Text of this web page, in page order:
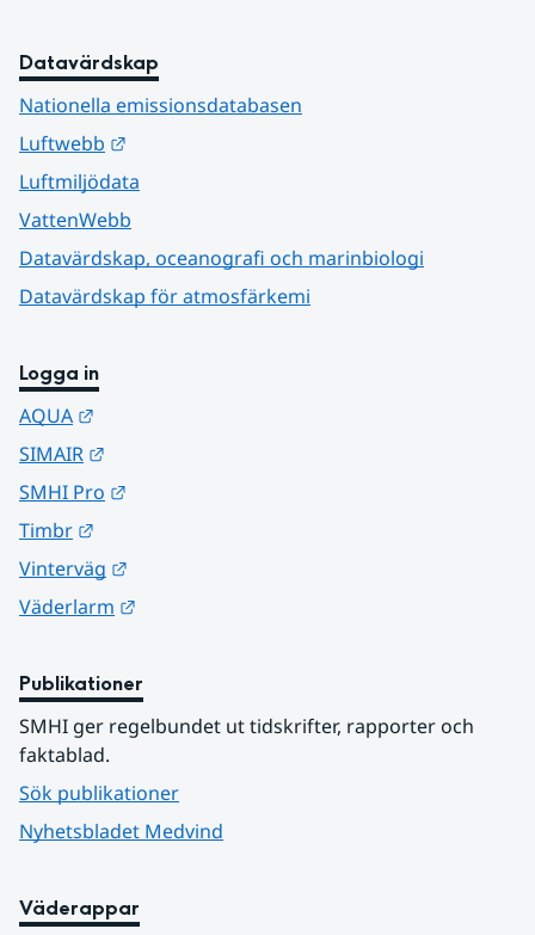
Datavärdskap
Nationella emissionsdatabasen
Luftwebb
Luftmiljödata
VattenWebb
Datavärdskap, oceanografi och marinbiologi
Datavärdskap för atmosfärkemi
Logga in
AQUA
SIMAIR
SMHI Pro
Timbr
Vinterväg
Väderlarm
Publikationer
SMHI ger regelbundet ut tidskrifter, rapporter och
faktablad.
Sök publikationer
Nyhetsbladet Medvind
Väderappar